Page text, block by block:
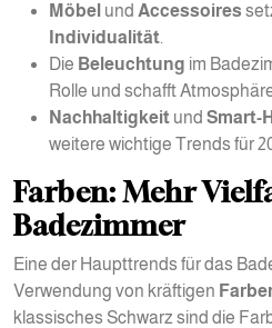
Möbel und Accessoires
Individualität.
Die Beleuchtung im
Rolle und schafft
Nachhaltigkeit und Smart-
weitere wichtige Trends für
Farben: Mehr
Badezimmer
Eine der Haupttrends für das
Verwendung von kräftigen
klassisches Schwarz sind die